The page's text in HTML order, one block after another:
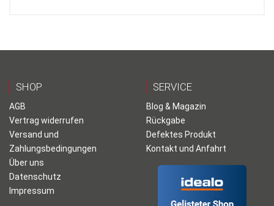
SHOP
AGB
Vertrag widerrufen
Versand und
Zahlungsbedingungen
Über uns
Datenschutz
Impressum
SERVICE
Blog & Magazin
Rückgabe
Defektes Produkt
Kontakt und Anfahrt